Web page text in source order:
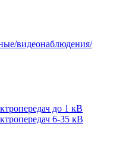
видеонаблюдения/
до 1 кВ
6-35 кВ